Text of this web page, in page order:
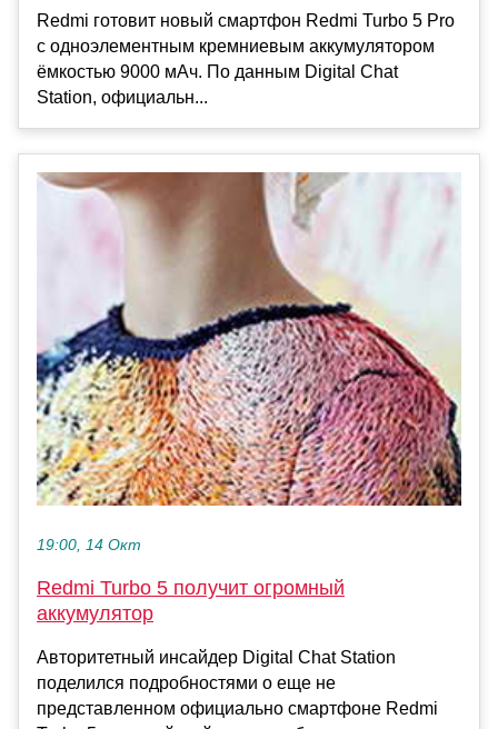
Redmi готовит новый смартфон Redmi Turbo 5 Pro
с одноэлементным кремниевым аккумулятором
ёмкостью 9000 мАч. По данным Digital Chat
Station, официальн...
19:00, 14 Окт
Redmi Turbo 5 получит огромный
аккумулятор
Авторитетный инсайдер Digital Chat Station
поделился подробностями о еще не
представленном официально смартфоне Redmi